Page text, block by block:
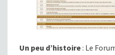
Un peu d’histoire: Le